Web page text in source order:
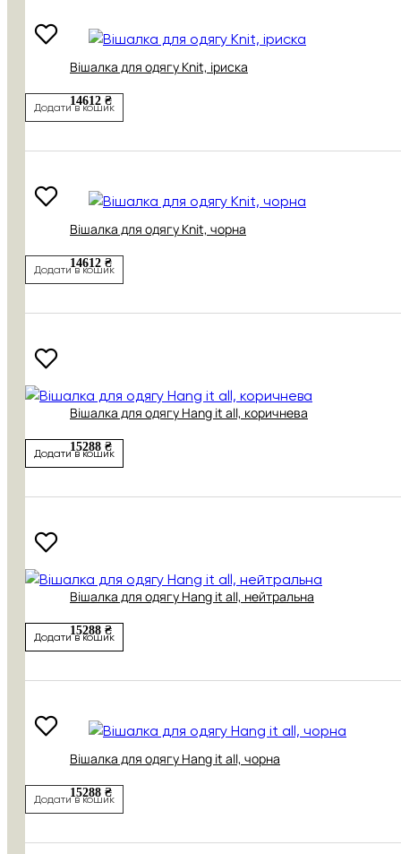
Вішалка для одягу Knit, іриска
14612 ₴
Додати в кошик
Вішалка для одягу Knit, чорна
14612 ₴
Додати в кошик
Вішалка для одягу Hang it all, коричнева
15288 ₴
Додати в кошик
Вішалка для одягу Hang it all, нейтральна
15288 ₴
Додати в кошик
Вішалка для одягу Hang it all, чорна
15288 ₴
Додати в кошик